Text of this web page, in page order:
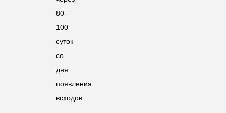
80-
100
суток
со
дня
появления
всходов.